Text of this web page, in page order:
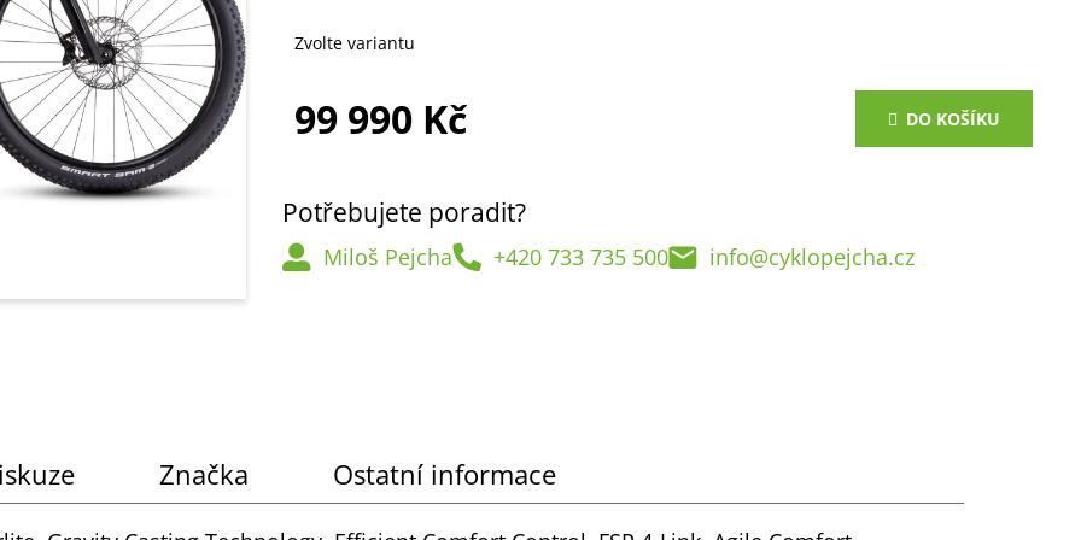
Zvolte variantu
99 990 Kč DO KOŠÍKU
Potřebujete poradit?
Miloš Pejcha +420 733 735 500 info@cyklopejcha.cz
Značka Ostatní informace